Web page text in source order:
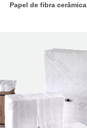
Papel de fibra cerâmica